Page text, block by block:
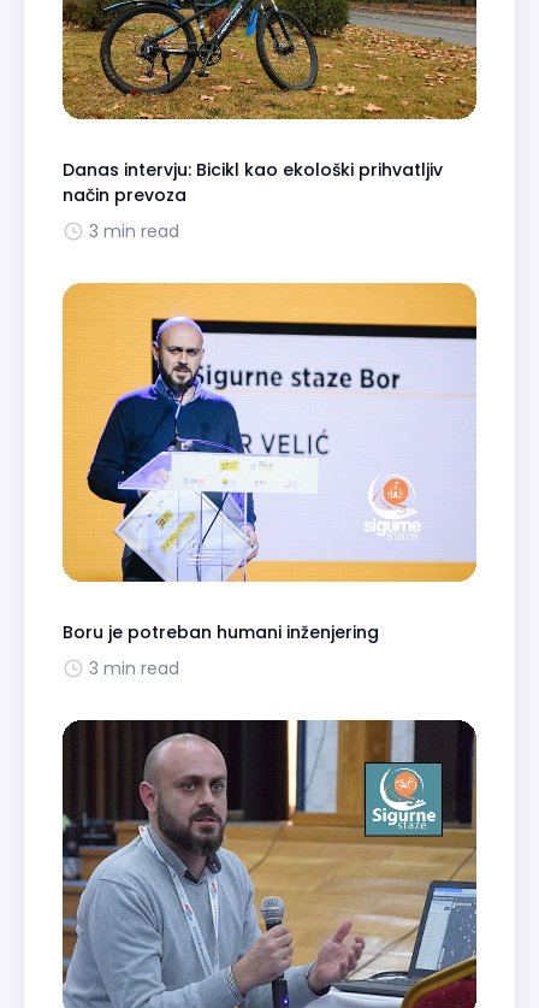
Danas intervju: Bicikl kao ekološki prihvatljiv
način prevoza
3 min read
Boru je potreban humani inženjering
3 min read